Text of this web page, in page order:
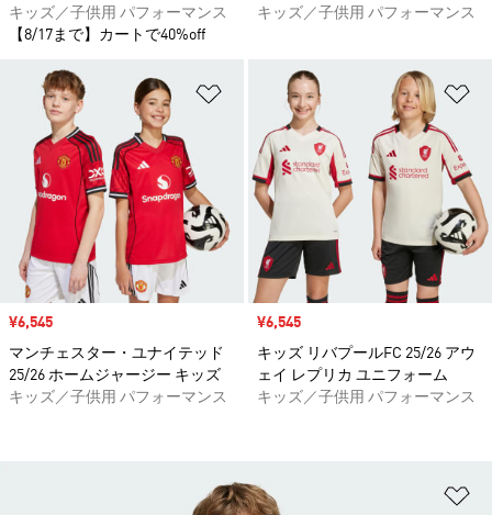
キッズ／子供用 パフォーマンス
【8/17まで】カートで40%off
キッズ／子供用 パフォーマンス
ほしいものリストに追加
セール価格
¥6,545
マンチェスター・ユナイテッド
25/26 ホームジャージー キッズ
キッズ／子供用 パフォーマンス
セール価格
¥6,545
キッズ リバプールFC 25/26 アウ
ェイ レプリカ ユニフォーム
キッズ／子供用 パフォーマンス